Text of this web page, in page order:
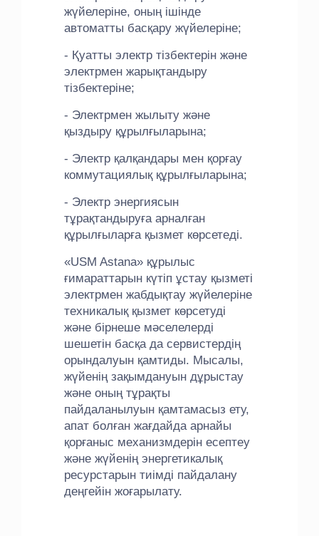
жүйелеріне, оның ішінде
автоматты басқару жүйелеріне;
- Қуатты электр тізбектерін және
электрмен жарықтандыру
тізбектеріне;
- Электрмен жылыту және
қыздыру құрылғыларына;
- Электр қалқандары мен қорғау
коммутациялық құрылғыларына;
- Электр энергиясын
тұрақтандыруға арналған
құрылғыларға қызмет көрсетеді.
«USM Astana» құрылыс
ғимараттарын күтіп ұстау қызметі
электрмен жабдықтау жүйелеріне
техникалық қызмет көрсетуді
және бірнеше мәселелерді
шешетін басқа да сервистердің
орындалуын қамтиды. Мысалы,
жүйенің зақымдануын дұрыстау
және оның тұрақты
пайдаланылуын қамтамасыз ету,
апат болған жағдайда арнайы
қорғаныс механизмдерін есептеу
және жүйенің энергетикалық
ресурстарын тиімді пайдалану
деңгейін жоғарылату.